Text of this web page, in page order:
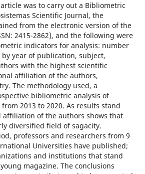
was to carry out a Bibliometric
Scientific Journal, the
from the electronic version of the
2415-2862), and the following were
indicators for analysis: number
year of publication, subject,
with the highest scientific
affiliation of the authors,
The methodology used, a
bibliometric analysis of
2013 to 2020. As results stand
of the authors shows that
diversified field of sagacity.
professors and researchers from 9
Universities have published;
and institutions that stand
magazine. The conclusions